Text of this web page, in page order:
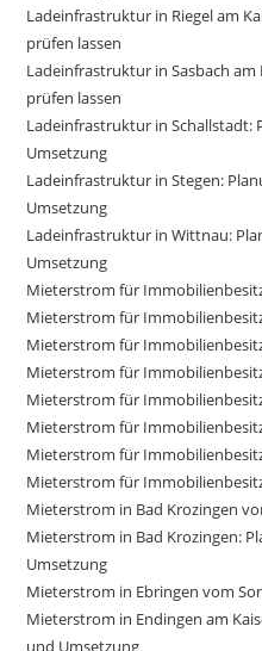
Ladeinfrastruktur in Riegel am
prüfen lassen
Ladeinfrastruktur in Sasbach
prüfen lassen
Ladeinfrastruktur in Schallstadt:
Umsetzung
Ladeinfrastruktur in Stegen:
Umsetzung
Ladeinfrastruktur in Wittnau:
Umsetzung
Mieterstrom für
Mieterstrom für
Mieterstrom für
Mieterstrom für
Mieterstrom für
Mieterstrom für
Mieterstrom für
Mieterstrom für
Mieterstrom in Bad Krozingen
Mieterstrom in Bad Krozingen:
Umsetzung
Mieterstrom in Ebringen vom
Mieterstrom in Endingen am
und Umsetzung